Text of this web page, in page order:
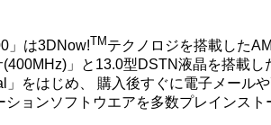
」は3DNow!TMテクノロジを搭載した
」と13.0型DSTN液晶を搭載し
」をはじめ、 購入後すぐに電子メール
ションソフトウエアを多数プレインスト